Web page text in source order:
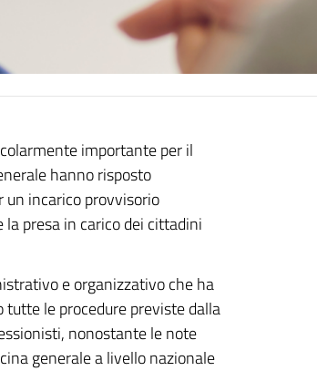
importante per il
hanno risposto
un incarico provvisorio
la presa in carico dei cittadini
e organizzativo che ha
le procedure previste dalla
nonostante le note
generale a livello nazionale